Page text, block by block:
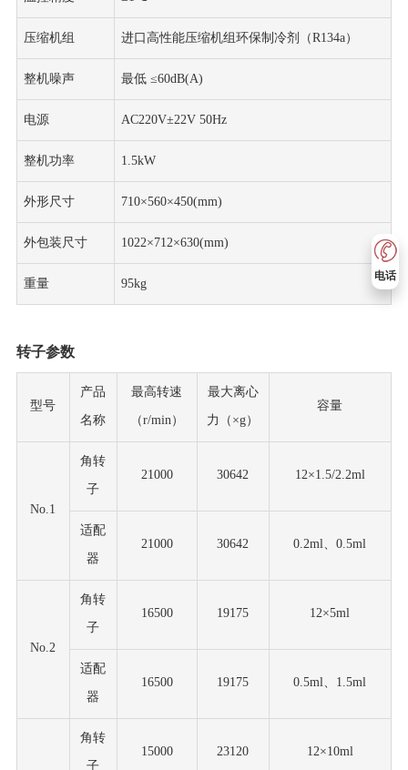
电话
压缩机组 进口高性能压缩机组环保制冷剂（R134a）
整机噪声 最低 ≤60dB(A)
电源 AC220V±22V 50Hz
整机功率 1.5kW
外形尺寸 710×560×450(mm)
外包装尺寸 1022×712×630(mm)
重量 95kg
转子参数
型号
产品
名称
最高转速
（r/min）
最大离心
力（ ×g）
容量
No.1
角转
子
21000 30642 12×1.5/2.2ml
适配
器
21000 30642 0.2ml、0.5ml
No.2
角转
子
16500 19175 12×5ml
适配
器
16500 19175 0.5ml、1.5ml
角转
子
15000 23120 12×10ml